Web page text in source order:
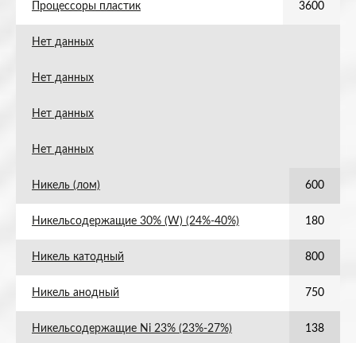
Процессоры пластик 3600
Нет данных
Нет данных
Нет данных
Нет данных
Никель (лом) 600
Никельсодержащие 30% (W) (24%-40%) 180
Никель катодный 800
Никель анодный 750
Никельсодержащие Ni 23% (23%-27%) 138